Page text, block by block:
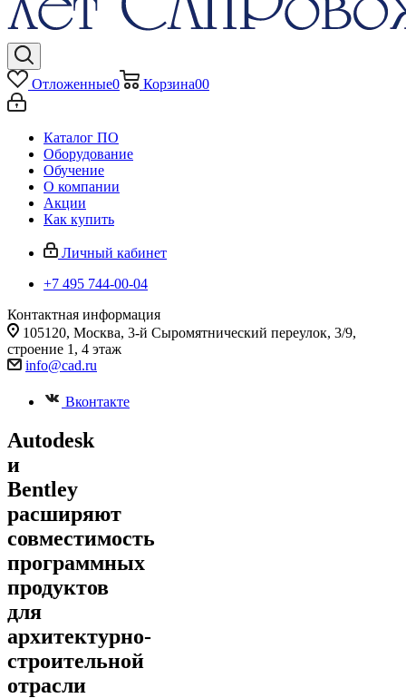
Отложенные0 Корзина00
Каталог ПО
Оборудование
Обучение
О компании
Акции
Как купить
Личный кабинет
+7 495 744-00-04
Контактная информация
105120, Москва, 3-й Сыромятнический переулок, 3/9,
строение 1, 4 этаж
info@cad.ru
Вконтакте
Autodesk
и
Bentley
расширяют
совместимость
программных
продуктов
для
архитектурно-
строительной
отрасли